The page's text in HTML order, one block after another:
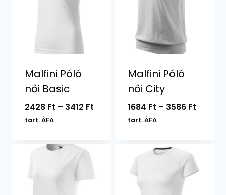
Malfini Póló
női Basic
2428 Ft – 3412 FtÁrtartomány:
tart. ÁFA
Malfini Póló
női City
1684 Ft – 3586 Ft
tart. ÁFA